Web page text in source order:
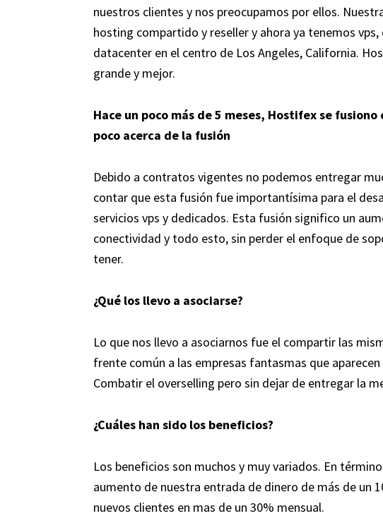
nuestros clientes y nos preocupamos por ellos.
hosting compartido y reseller y ahora ya tenemos
datacenter en el centro de Los Angeles, California.
grande y mejor.
Hace un poco más de 5 meses, Hostifex se
poco acerca de la fusión
Debido a contratos vigentes no podemos entregar
contar que esta fusión fue importantísima para el
servicios vps y dedicados. Esta fusión significo un
conectividad y todo esto, sin perder el enfoque de
tener.
¿Qué los llevo a asociarse?
Lo que nos llevo a asociarnos fue el compartir las
frente común a las empresas fantasmas que
Combatir el overselling pero sin dejar de entregar la
¿Cuáles han sido los beneficios?
Los beneficios son muchos y muy variados. En
aumento de nuestra entrada de dinero de más de un
nuevos clientes en mas de un 30% mensual.